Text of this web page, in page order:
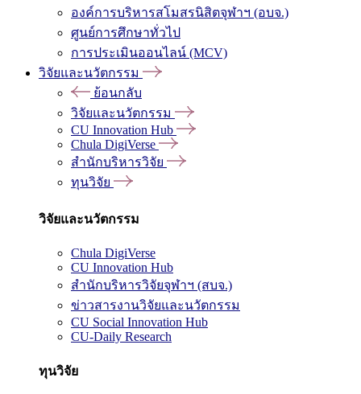
องค์การบริหารสโมสรนิสิตจุฬาฯ (อบจ.)
ศูนย์การศึกษาทั่วไป
การประเมินออนไลน์ (MCV)
วิจัยและนวัตกรรม
ย้อนกลับ
วิจัยและนวัตกรรม
CU Innovation Hub
Chula DigiVerse
สำนักบริหารวิจัย
ทุนวิจัย
วิจัยและนวัตกรรม
Chula DigiVerse
CU Innovation Hub
สำนักบริหารวิจัยจุฬาฯ (สบจ.)
ข่าวสารงานวิจัยและนวัตกรรม
CU Social Innovation Hub
CU-Daily Research
ทุนวิจัย